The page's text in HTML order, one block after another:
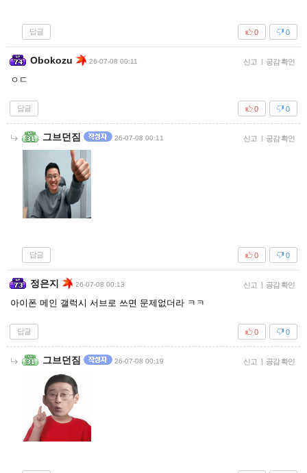
답글 0
0
Obokozu 26-07-08 00:11 신고 | 공감 확인
ㅇㄷ
답글 0
0
그브던짐 26-07-08 00:11 신고 | 공감 확인
답글 0
0
정은지 26-07-08 00:13 신고 | 공감 확인
아이폰 메인 갤럭시 서브로 쓰면 문제없더라 ㅋㅋ
답글 0
0
그브던짐 26-07-08 00:19 신고 | 공감 확인